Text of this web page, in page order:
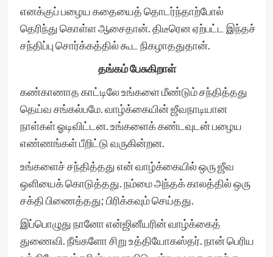
எனக்குப் பழைய கதையைத் தொடர்ந்தாற்போல்
தெரிந்து கொள்ள ஆசைதான். திடீரென ஏற்பட்ட இந்தச்
சந்திப்பு சொர்க்கத்தில் கூட நிகழாததுதான்.
தங்கம் பேசுகிறாள்
கண்காணாத காட்டிலே உங்களை மீண்டும் சந்தித்தது
தெய்வ சங்கல்பமே. வாழ்க்கையின் ஜீவநாடியான
நாள்கள் ஓடிவிட்டன. உங்களைக் கண்டவுடன் பழைய
எண்ணங்கள் பீறிட்டு வருகின்றன.
உங்களைச் சந்தித்தது என் வாழ்க்கையில் ஒரு ஜீவ
ஒளியைக் கொடுத்தது. நம்மை அந்தக் காலத்தில் ஒரு
சக்தி பிணைத்தது; பிரிக்கவும் செய்தது.
இப்பொழுது நானோ என்ஜினீயரின் வாழ்க்கைத்
துணைவி. நீங்களோ சிறு உத்தியோகஸ்தர். நான் பெரிய